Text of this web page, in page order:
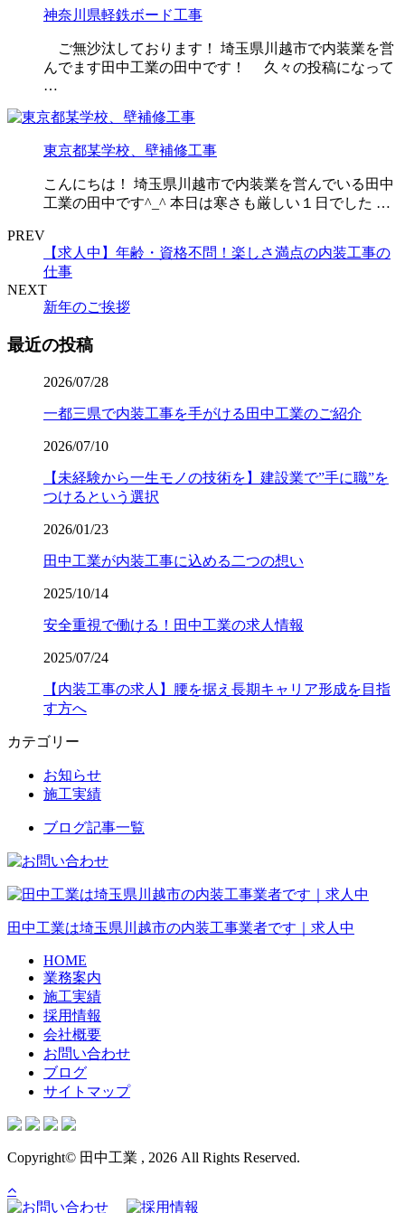
神奈川県軽鉄ボード工事
ご無沙汰しております！ 埼玉県川越市で内装業を営
んでます田中工業の田中です！ 久々の投稿になって
…
東京都某学校、壁補修工事
こんにちは！ 埼玉県川越市で内装業を営んでいる田中
工業の田中です^_^ 本日は寒さも厳しい１日でした …
PREV
【求人中】年齢・資格不問！楽しさ満点の内装工事の
仕事
NEXT
新年のご挨拶
最近の投稿
2026/07/28
一都三県で内装工事を手がける田中工業のご紹介
2026/07/10
【未経験から一生モノの技術を】建設業で”手に職”を
つけるという選択
2026/01/23
田中工業が内装工事に込める二つの想い
2025/10/14
安全重視で働ける！田中工業の求人情報
2025/07/24
【内装工事の求人】腰を据え長期キャリア形成を目指
す方へ
カテゴリー
お知らせ
施工実績
ブログ記事一覧
田中工業は埼玉県 川越市の内装工事業者です｜ 求人 中
HOME
業務案内
施工実績
採用情報
会社概要
お問い合わせ
ブログ
サイトマップ
Copyright© 田中工業 , 2026 All Rights Reserved.